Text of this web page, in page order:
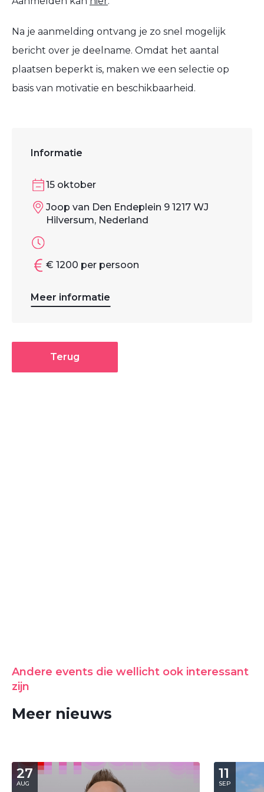
​Na je aanmelding ontvang je zo snel mogelijk
bericht over je deelname. Omdat het aantal
plaatsen beperkt is, maken we een selectie op
basis van motivatie en beschikbaarheid.
Informatie
15 oktober
Joop van Den Endeplein 9 1217 WJ
Hilversum, Nederland
€ 1200 per persoon
Meer informatie
Terug
Andere events die wellicht ook interessant
zijn
Meer nieuws
27
AUG
11
SEP